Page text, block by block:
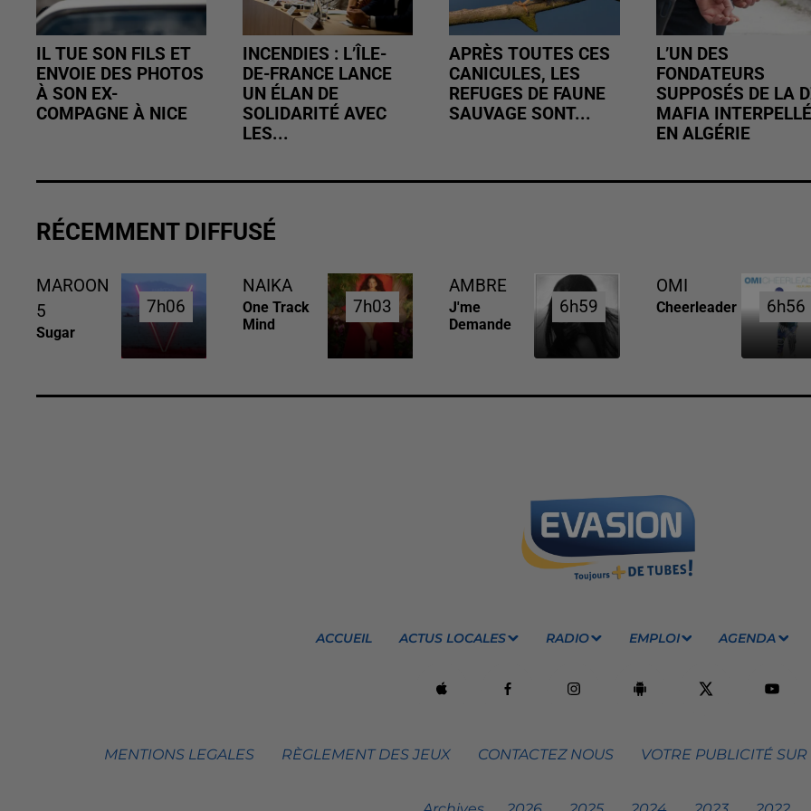
IL TUE SON FILS ET
ENVOIE DES PHOTOS
À SON EX-
COMPAGNE À NICE
INCENDIES : L’ÎLE-
DE-FRANCE LANCE
UN ÉLAN DE
SOLIDARITÉ AVEC
LES...
APRÈS TOUTES CES
CANICULES, LES
REFUGES DE FAUNE
SAUVAGE SONT...
L’UN DES
FONDATEURS
SUPPOSÉS DE LA
MAFIA INTERPELLÉ
EN ALGÉRIE
RÉCEMMENT DIFFUSÉ
MAROON
5
Sugar
7h06
7h06
NAIKA
One Track
Mind
7h03
7h03
AMBRE
J'me
Demande
6h59
6h59
OMI
Cheerleader 6h56
6h56
ACCUEIL ACTUS LOCALES RADIO EMPLOI AGENDA
MENTIONS LEGALES RÈGLEMENT DES JEUX CONTACTEZ NOUS VOTRE PUBLICITÉ